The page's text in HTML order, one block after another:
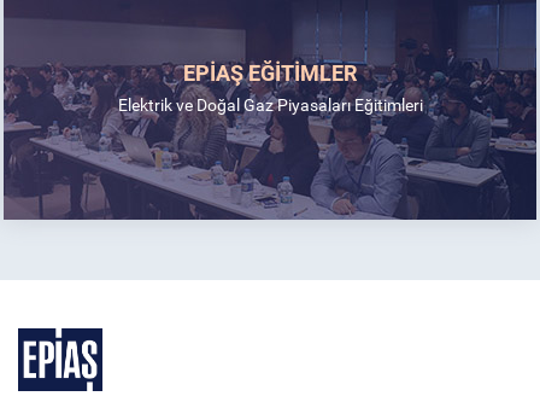
EPİAŞ EĞİTİMLER
Elektrik ve Doğal Gaz Piyasaları Eğitimleri